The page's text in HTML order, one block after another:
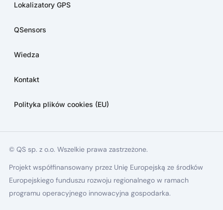
Lokalizatory GPS
QSensors
Wiedza
Kontakt
Polityka plików cookies (EU)
© QS sp. z o.o. Wszelkie prawa zastrzeżone.
Projekt współfinansowany przez Unię Europejską ze środków
Europejskiego funduszu rozwoju regionalnego w ramach
programu operacyjnego innowacyjna gospodarka.